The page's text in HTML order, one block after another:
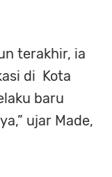
terakhir, ia
di Kota
baru
ujar Made,